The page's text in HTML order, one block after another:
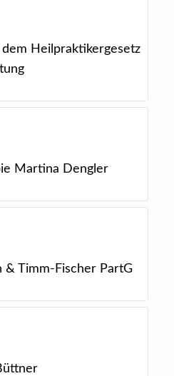
Heilpraktikergesetz
Martina Dengler
& Timm-Fischer PartG